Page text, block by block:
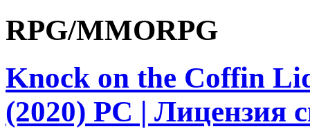
RPG/MMORPG
Knock on the Coffin
(2020) PC | Лицензия